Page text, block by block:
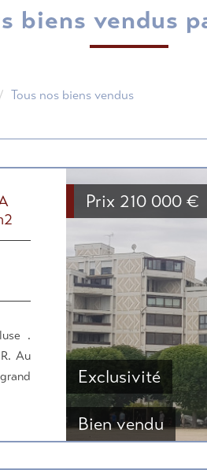
biens vendus
Tous nos biens vendus
Bien vendu
Exclusivité
Prix 210 000 €
.
Au